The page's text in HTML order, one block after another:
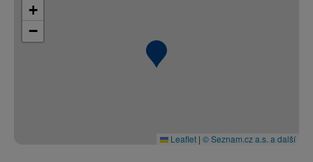
+
−
Leaflet | © Seznam.cz a.s. a další